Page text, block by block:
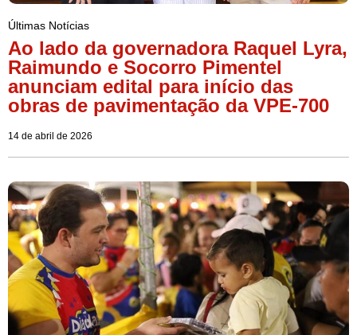
Últimas Notícias
Ao lado da governadora Raquel Lyra,
Raimundo e Socorro Pimentel
anunciam edital para início das
obras de pavimentação da VPE-700
14 de abril de 2026